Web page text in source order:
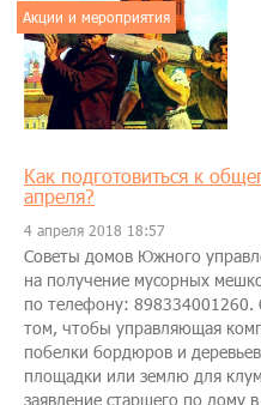
Акции и мероприятия
Как подготовиться к
апреля?
4 апреля 2018 18:57
Советы домов Южного
на получение мусорных
по телефону: 898334001260.
том, чтобы управляющая
побелки бордюров и
площадки или землю для
заявление старшего по дому